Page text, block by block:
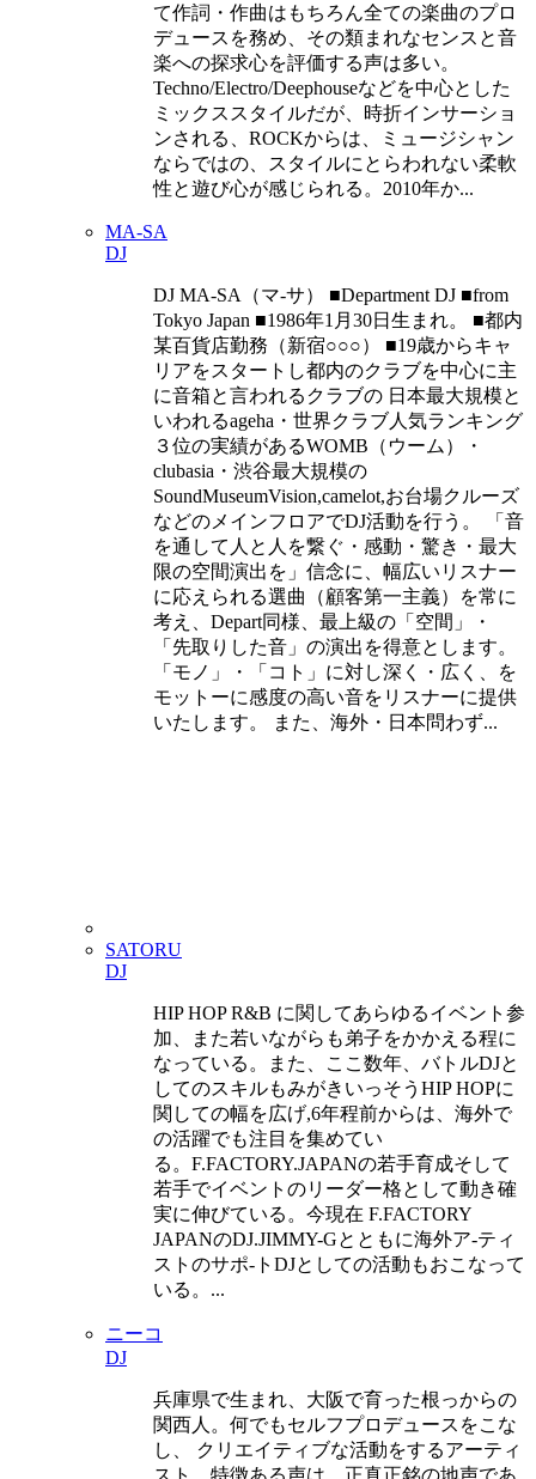
て作詞・作曲はもちろん全ての楽曲のプロ
デュースを務め、その類まれなセンスと音
楽への探求心を評価する声は多い。
Techno/Electro/Deephouseなどを中心とした
ミックススタイルだが、時折インサーショ
ンされる、ROCKからは、ミュージシャン
ならではの、スタイルにとらわれない柔軟
性と遊び心が感じられる。2010年か...
MA-SA
DJ
DJ MA-SA（マ-サ） ■Department DJ ■from
Tokyo Japan ■1986年1月30日生まれ。 ■都内
某百貨店勤務（新宿○○○） ■19歳からキャ
リアをスタートし都内のクラブを中心に主
に音箱と言われるクラブの 日本最大規模と
いわれるageha・世界クラブ人気ランキング
３位の実績があるWOMB（ウーム）・
clubasia・渋谷最大規模の
SoundMuseumVision,camelot,お台場クルーズ
などのメインフロアでDJ活動を行う。 「音
を通して人と人を繋ぐ・感動・驚き・最大
限の空間演出を」信念に、幅広いリスナー
に応えられる選曲（顧客第一主義）を常に
考え、Depart同様、最上級の「空間」・
「先取りした音」の演出を得意とします。
「モノ」・「コト」に対し深く・広く、を
モットーに感度の高い音をリスナーに提供
いたします。 また、海外・日本問わず...
SATORU
DJ
HIP HOP R&B に関してあらゆるイベント参
加、また若いながらも弟子を かかえる程に
なっている。 また、ここ数年、バトルDJと
してのスキルもみがきいっそうHIP HOPに
関 しての幅を広げ,6年程前からは、海外で
の活躍でも注目を集めてい
る。 F.FACTORY.JAPANの若手育成そして
若手でイベントのリーダー格として 動き確
実に伸びている。 今現在 F.FACTORY
JAPANのDJ.JIMMY-Gとともに海外ア-ティ
ストの サポ-トDJとしての活動もおこなって
いる。...
ニーコ
DJ
兵庫県で生まれ、大阪で育った根っからの
関西人。何でもセルフプロデュースをこな
し、 クリエイティブな活動をするアーティ
スト。特徴ある声は、正真正銘の地声であ